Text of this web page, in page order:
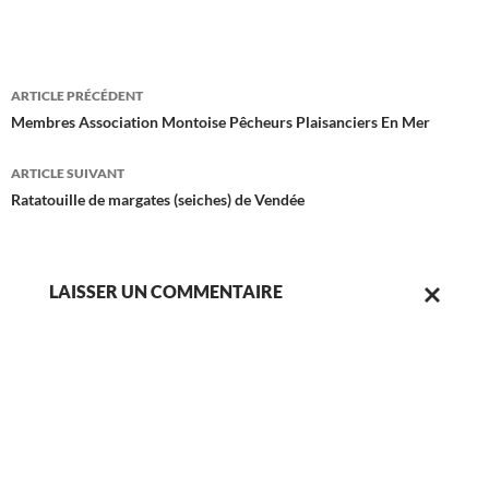
Navigation
des
articles
ARTICLE PRÉCÉDENT
Membres Association Montoise Pêcheurs Plaisanciers En Mer
ARTICLE SUIVANT
Ratatouille de margates (seiches) de Vendée
LAISSER UN COMMENTAIRE